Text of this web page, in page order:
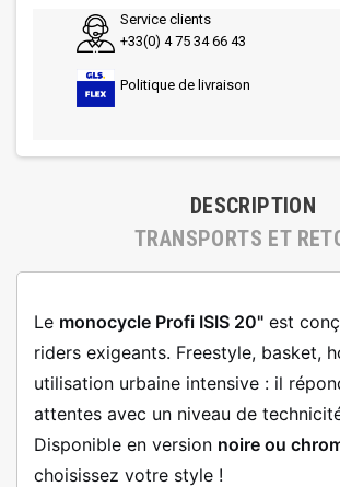
Service clients
+33(0) 4 75 34 66 43
Politique de livraison
DESCRIPTION
TRANSPORTS ET
Le monocycle Profi ISIS 20" est
riders exigeants. Freestyle, basket,
utilisation urbaine intensive : il
attentes avec un niveau de
Disponible en version noire ou
choisissez votre style !